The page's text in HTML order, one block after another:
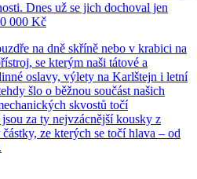
Dnes už se jich dochoval jen
000 Kč
na dně skříně nebo v krabici na
se kterým naši tátové a
oslavy, výlety na Karlštejn i letní
šlo o běžnou součást našich
skvostů točí
za ty nejvzácnější kousky z
ze kterých se točí hlava – od